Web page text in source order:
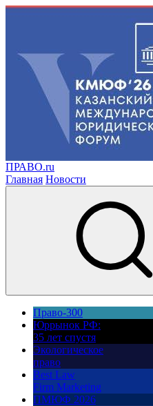
ПРАВО.ru
Главная Новости
Право-300
Юррынок РФ:
35 лет спустя
Экологическое
право
Best Law
Firm Marketing
ПМЮФ 2026